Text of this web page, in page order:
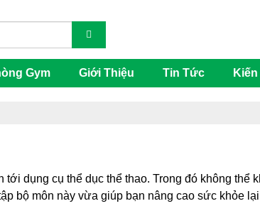
Gym Giới Thiệu Tin Tức
dụng cụ thể dục thể thao. Trong đó không thể
bộ môn này vừa giúp bạn nâng cao sức khỏe